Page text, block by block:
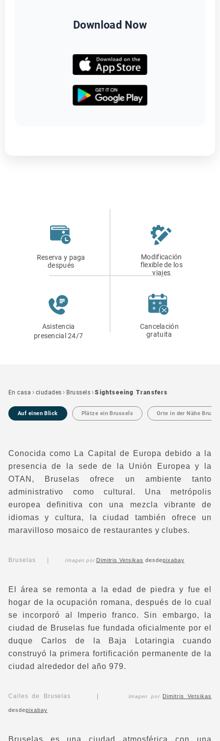
Download Now
Reserva y paga
después
Modificación
flexible de los
viajes
Cancelación
gratuita
Asistencia
presencial 24/7
En casa ciudades Brussels Sightseeing Transfers
Auf einen Blick Plätze ein Brussels Orte in der Nähe
Conocida como La Capital de Europa debido a la
presencia de la sede de la Unión Europea y la
OTAN, Bruselas ofrece un ambiente tanto
administrativo como cultural. Una metrópolis
europea definitiva con una mezcla vibrante de
idiomas y cultura, la ciudad también ofrece un
maravilloso mosaico de restaurantes y clubes.
Bruselas | Imagen por Dimitris Vetsikas desdepixabay
El área se remonta a la edad de piedra y fue el
hogar de la ocupación romana, después de lo cual
se incorporó al Imperio franco. Sin embargo, la
ciudad de Bruselas fue fundada oficialmente por el
duque Carlos de la Baja Lotaringia cuando
construyó la primera fortificación permanente de la
ciudad alrededor del año 979.
Calles de Bruselas | Imagen por Dimitris Vetsikas
desdepixabay
Bruselas es una ciudad atmosférica con una